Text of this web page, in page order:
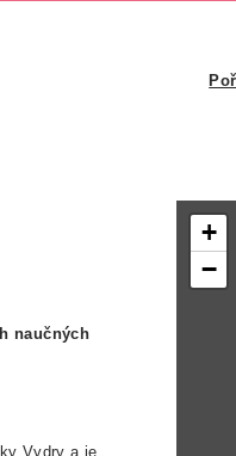
naučných
Vydry a je
+
−